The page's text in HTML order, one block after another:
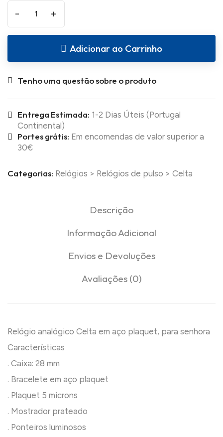
- +
Adicionar ao Carrinho
Tenho uma questão sobre o produto
Entrega Estimada: 1-2 Dias Úteis (Portugal
Continental)
Portes grátis: Em encomendas de valor superior a
30€
Categorias: Relógios > Relógios de pulso > Celta
Descrição
Informação Adicional
Envios e Devoluções
Avaliações (0)
Relógio analógico Celta em aço plaquet, para senhora
Características
. Caixa: 28 mm
. Bracelete em aço plaquet
. Plaquet 5 microns
. Mostrador prateado
. Ponteiros luminosos